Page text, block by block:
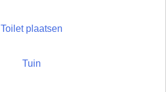
Toilet plaatsen
Tuin